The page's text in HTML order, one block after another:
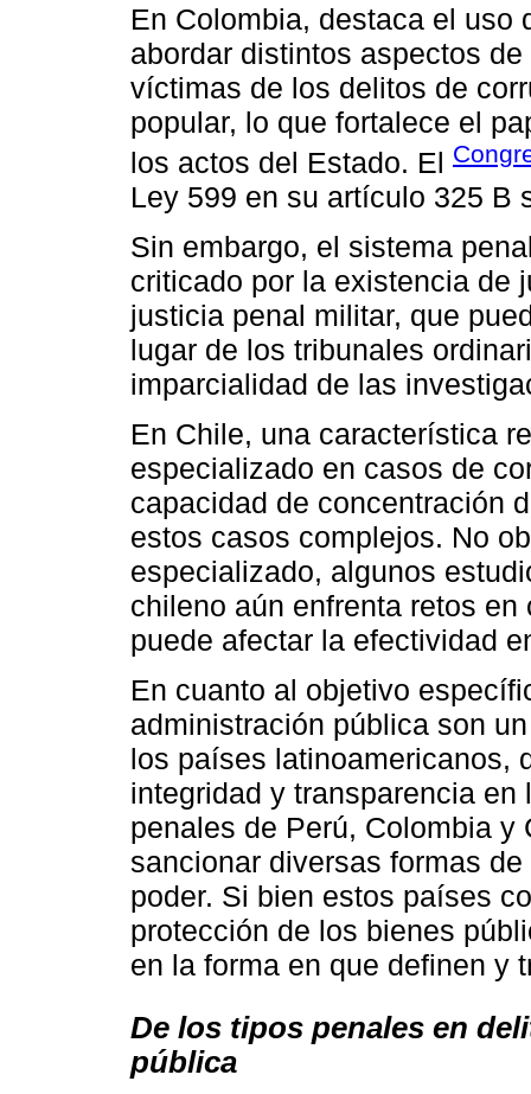
En Colombia, destaca el uso
abordar distintos aspectos
víctimas de los delitos de
popular, lo que fortalece el
los actos del Estado. El
Ley 599 en su artículo 325 B
Sin embargo, el sistema
criticado por la existencia de
justicia penal militar, que
lugar de los tribunales
imparcialidad de las
En Chile, una característica
especializado en casos de
capacidad de concentración
estos casos complejos. No
especializado, algunos
chileno aún enfrenta retos
puede afectar la efectividad
En cuanto al objetivo
administración pública son
los países latinoamericanos,
integridad y transparencia
penales de Perú, Colombia
sancionar diversas formas
poder. Si bien estos países
protección de los bienes
en la forma en que definen y
De los tipos penales en
pública